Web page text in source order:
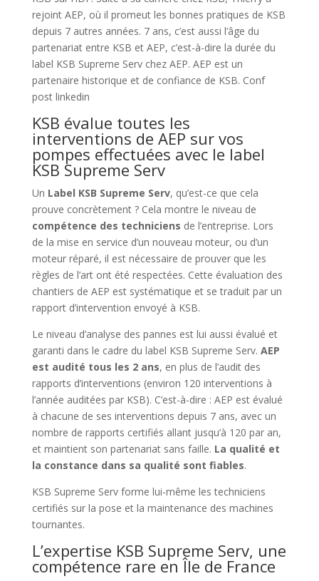
rejoint AEP, où il promeut les bonnes pratiques de KSB
depuis 7 autres années. 7 ans, c’est aussi l’âge du
partenariat entre KSB et AEP, c’est-à-dire la durée du
label KSB Supreme Serv chez AEP. AEP est un
partenaire historique et de confiance de KSB. Conf
post linkedin
KSB évalue toutes les
interventions de AEP sur vos
pompes effectuées avec le label
KSB Supreme Serv
Un Label KSB Supreme Serv, qu’est-ce que cela
prouve concrètement ? Cela montre le niveau de
compétence des techniciens de l’entreprise. Lors
de la mise en service d’un nouveau moteur, ou d’un
moteur réparé, il est nécessaire de prouver que les
règles de l’art ont été respectées. Cette évaluation des
chantiers de AEP est systématique et se traduit par un
rapport d’intervention envoyé à KSB.
Le niveau d’analyse des pannes est lui aussi évalué et
garanti dans le cadre du label KSB Supreme Serv. AEP
est audité tous les 2 ans, en plus de l’audit des
rapports d’interventions (environ 120 interventions à
l’année auditées par KSB). C’est-à-dire : AEP est évalué
à chacune de ses interventions depuis 7 ans, avec un
nombre de rapports certifiés allant jusqu’à 120 par an,
et maintient son partenariat sans faille. La qualité et
la constance dans sa qualité sont fiables.
KSB Supreme Serv forme lui-même les techniciens
certifiés sur la pose et la maintenance des machines
tournantes.
L’expertise KSB Supreme Serv, une
compétence rare en Île de France